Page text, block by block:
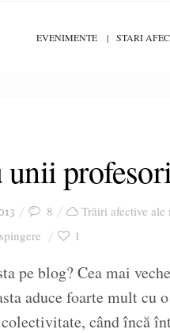
EVENIMENTE STARI
unii
8 Trăiri afective ale
1
pe blog? Cea mai
aduce foarte mult cu
când încă